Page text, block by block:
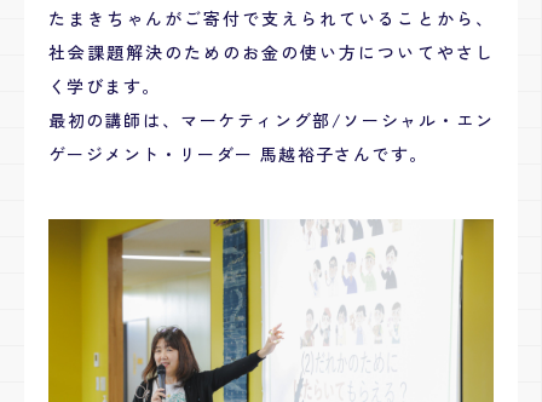
たまきちゃんがご寄付で支えられていることから、
社会課題解決のためのお金の使い方についてやさし
く学びます。
最初の講師は、マーケティング部/ソーシャル・エン
ゲージメント・リーダー 馬越裕子さんです。